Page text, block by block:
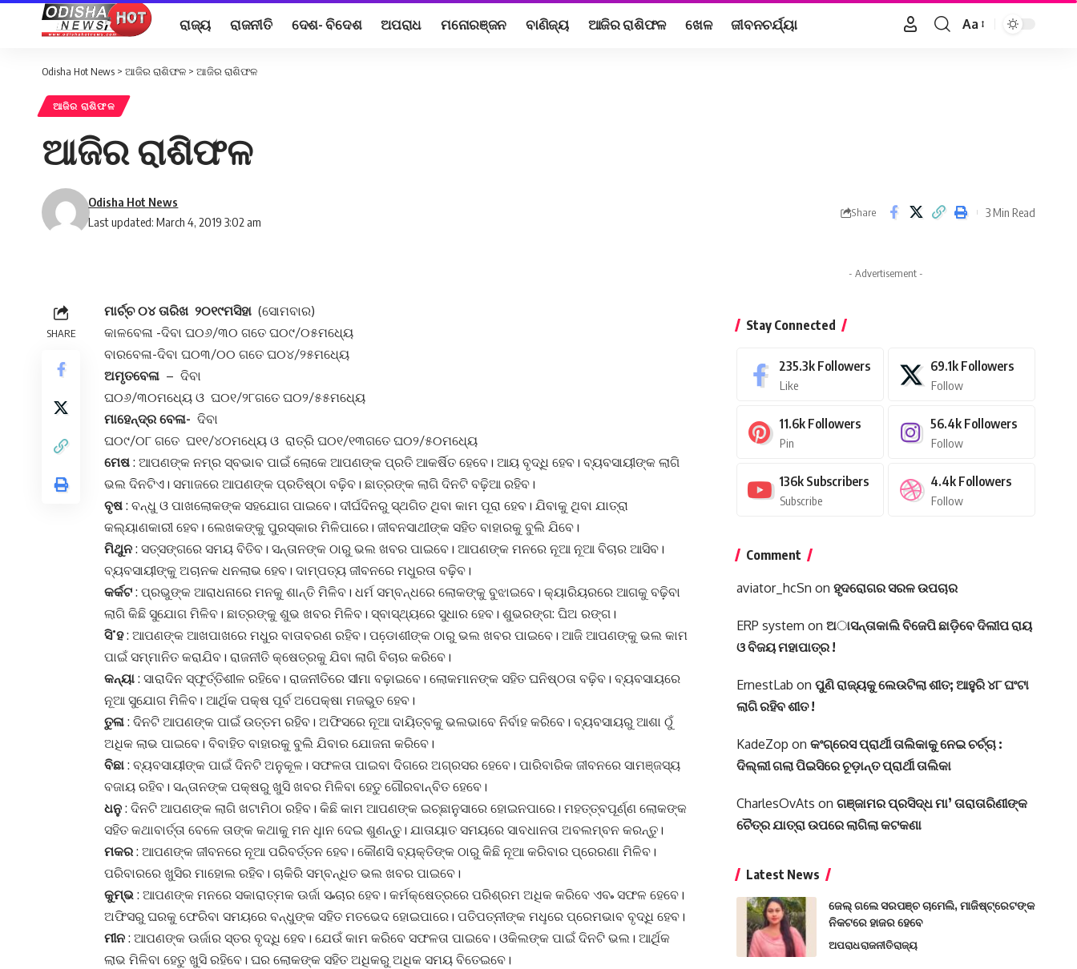
ରାଜ୍ୟ ରାଜନୀତି ଦେଶ- ବିଦେଶ ଅପରାଧ ମନୋରଞ୍ଜନ ବାଣିଜ୍ୟ ଆଜିର ରାଶିଫଳ ଖେଳ ଜୀବନଚର୍ଯ୍ୟା
Font
Aa
Odisha Hot News > ଆଜିର ରାଶିଫଳ > ଆଜିର ରାଶିଫଳ
ଆଜିର ରାଶିଫଳ
ଆଜିର ରାଶିଫଳ
Last updated: March 4, 2019 3:02 am
Odisha Hot News
Share 3 Min Read
SHARE
ମାର୍ଚ୍ଚ ୦୪ ତାରିଖ ୨୦୧୯ମସିହା (ସୋମବାର)
କାଳବେଳା -ଦିବା ଘ୦୬/୩୦ ଗତେ ଘ୦୯/୦୫ମଧ୍ୟେ
ବାରବେଳା-ଦିବା ଘ୦୩/୦୦ ଗତେ ଘ୦୪/୨୫ମଧ୍ୟେ
ଅମୃତବେଳା – ଦିବା
ଘ୦୬/୩୦ମଧ୍ୟେ ଓ ଘ୦୧/୨୮ଗତେ ଘ୦୨/୫୫ମଧ୍ୟେ
ମାହେନ୍ଦ୍ର ବେଳା- ଦିବା
ଘ୦୯/୦୮ ଗତେ ଘ୧୧/୪୦ମଧ୍ୟେ ଓ ରାତ୍ରି ଘ୦୧/୧୩ଗତେ ଘ୦୨/୫୦ମଧ୍ୟେ
ମେଷ : ଆପଣଙ୍କ ନମ୍ର ସ୍ବଭାବ ପାଇଁ ଲୋକେ ଆପଣଙ୍କ ପ୍ରତି ଆକର୍ଷିତ ହେବେ। ଆୟ ବୃଦ୍ଧି ହେବ। ବ୍ୟବସାୟୀଙ୍କ ଲାଗି
ଭଲ ଦିନଟିଏ। ସମାଜରେ ଆପଣଙ୍କ ପ୍ରତିଷ୍ଠା ବଢ଼ିବ। ଛାତ୍ରଙ୍କ ଲାଗି ଦିନଟି ବଢ଼ିଆ ରହିବ।
ବୃଷ : ବନ୍ଧୁ ଓ ପାଖଲୋକଙ୍କ ସହଯୋଗ ପାଇବେ। ଦୀର୍ଘଦିନରୁ ସ୍ଥଗିତ ଥିବା କାମ ପୂରା ହେବ। ଯିବାକୁ ଥିବା ଯାତ୍ରା
କଲ୍ୟାଣକାରୀ ହେବ। ଲେଖକଙ୍କୁ ପୁରସ୍କାର ମିଳିପାରେ। ଜୀବନସାଥୀଙ୍କ ସହିତ ବାହାରକୁ ବୁଲି ଯିବେ।
ମିଥୁନ : ସତ୍‌ସଙ୍ଗରେ ସମୟ ବିତିବ। ସନ୍ତାନଙ୍କ ଠାରୁ ଭଲ ଖବର ପାଇବେ। ଆପଣଙ୍କ ମନରେ ନୂଆ ନୂଆ ବିଚାର ଆସିବ।
ବ୍ୟବସାୟୀଙ୍କୁ ଅଚାନକ ଧନଲାଭ ହେବ। ଦାମ୍ପତ୍ୟ ଜୀବନରେ ମଧୁରତା ବଢ଼ିବ।
କର୍କଟ : ପ୍ରଭୁଙ୍କ ଆରାଧନାରେ ମନକୁ ଶାନ୍ତି ମିଳିବ। ଧର୍ମ ସମ୍ବନ୍ଧରେ ଲୋକଙ୍କୁ ବୁଝାଇବେ। କ୍ୟାରିୟରରେ ଆଗକୁ ବଢ଼ିବା
ଲାଗି କିଛି ସୁଯୋଗ ମିଳିବ। ଛାତ୍ରଙ୍କୁ ଶୁଭ ଖବର ମିଳିବ। ସ୍ବାସ୍ଥ୍ୟରେ ସୁଧାର ହେବ। ଶୁଭରଙ୍ଗ: ଘିଅ ରଙ୍ଗ।
ସି˚ହ: ଆପଣଙ୍କ ଆଖପାଖରେ ମଧୁର ବାତାବରଣ ରହିବ। ପଡେ଼ାଶୀଙ୍କ ଠାରୁ ଭଲ ଖବର ପାଇବେ। ଆଜି ଆପଣଙ୍କୁ ଭଲ କାମ
ପାଇଁ ସମ୍ମାନିତ କରାଯିବ। ରାଜନୀତି କ୍ଷେତ୍ରକୁ ଯିବା ଲାଗି ବିଚାର କରିବେ।
କନ୍ୟା : ସାରାଦିନ ସ୍ଫୂର୍ତ୍ତିଶୀଳ ରହିବେ। ରାଜନୀତିରେ ସୀମା ବଢ଼ାଇବେ। ଲୋକମାନଙ୍କ ସହିତ ଘନିଷ୍ଠତା ବଢ଼ିବ। ବ୍ୟବସାୟରେ
ନୂଆ ସୁଯୋଗ ମିଳିବ। ଆର୍ଥିକ ପକ୍ଷ ପୂର୍ବ ଅପେକ୍ଷା ମଜଭୁତ ହେବ।
ତୁଳା : ଦିନଟି ଆପଣଙ୍କ ପାଇଁ ଉତ୍ତମ ରହିବ। ଅଫିସରେ ନୂଆ ଦାୟିତ୍ବକୁ ଭଲଭାବେ ନିର୍ବାହ କରିବେ। ବ୍ୟବସାୟରୁ ଆଶା ଠୁଁ
ଅଧିକ ଲାଭ ପାଇବେ। ବିବାହିତ ବାହାରକୁ ବୁଲି ଯିବାର ଯୋଜନା କରିବେ।
ବିଛା : ବ୍ୟବସାୟୀଙ୍କ ପାଇଁ ଦିନଟି ଅନୁକୂଳ। ସଫଳତା ପାଇବା ଦିଗରେ ଅଗ୍ରସର ହେବେ। ପାରିବାରିକ ଜୀବନରେ ସାମଞ୍ଜସ୍ୟ
ବଜାୟ ରହିବ। ସନ୍ତାନଙ୍କ ପକ୍ଷରୁ ଖୁସି ଖବର ମିଳିବା ହେତୁ ଗୌରବାନ୍ବିତ ହେବେ।
ଧନୁ : ଦିନଟି ଆପଣଙ୍କ ଲାଗି ଖଟାମିଠା ରହିବ। କିଛି କାମ ଆପଣଙ୍କ ଇଚ୍ଛାନୁସାରେ ହୋଇନପାରେ। ମହତ୍ତ୍ବପୂର୍ଣ୍ଣ ଲୋକଙ୍କ
ସହିତ କଥାବାର୍ତ୍ତା ବେଳେ ତାଙ୍କ କଥାକୁ ମନ ଧୢାନ ଦେଇ ଶୁଣନ୍ତୁ। ଯାତାୟାତ ସମୟରେ ସାବଧାନତା ଅବଲମ୍ବନ କରନ୍ତୁ।
ମକର : ଆପଣଙ୍କ ଜୀବନରେ ନୂଆ ପରିବର୍ତ୍ତନ ହେବ। କୌଣସି ବ୍ୟକ୍ତିଙ୍କ ଠାରୁ କିଛି ନୂଆ କରିବାର ପ୍ରେରଣା ମିଳିବ।
ପରିବାରରେ ଖୁସିର ମାହୋଲ ରହିବ। ଚାକିରି ସମ୍ବନ୍ଧିତ ଭଲ ଖବର ପାଇବେ।
କୁମ୍ଭ : ଆପଣଙ୍କ ମନରେ ସକାରାତ୍ମକ ଊର୍ଜା ସ˚ଚାର ହେବ। କର୍ମକ୍ଷେତ୍ରରେ ପରିଶ୍ରମ ଅଧିକ କରିବେ ଏବ˚ ସଫଳ ହେବେ।
ଅଫିସରୁ ଘରକୁ ଫେରିବା ସମୟରେ ବନ୍ଧୁଙ୍କ ସହିତ ମତଭେଦ ହୋଇପାରେ। ପତିପତ୍ନୀଙ୍କ ମଧୢରେ ପ୍ରେମଭାବ ବୃଦ୍ଧି ହେବ।
ମୀନ : ଆପଣଙ୍କ ଊର୍ଜାର ସ୍ତର ବୃଦ୍ଧି ହେବ। ଯେଉଁ କାମ କରିବେ ସଫଳତା ପାଇବେ। ଓକିଲଙ୍କ ପାଇଁ ଦିନଟି ଭଲ। ଆର୍ଥିକ
ଲାଭ ମିଳିବା ହେତୁ ଖୁସି ରହିବେ। ଘର ଲୋକଙ୍କ ସହିତ ଅଧିକରୁ ଅଧିକ ସମୟ ବିତେଇବେ।
- Advertisement -
Stay Connected
235.3k Followers
Like
69.1k Followers
Follow
11.6k Followers
Pin
56.4k Followers
Follow
136k Subscribers
Subscribe
4.4k Followers
Follow
Comment
aviator_hcSn on ହୃଦରୋଗର ସରଳ ଉପଚାର
ERP system on ଅାସନ୍ତାକାଲି ବିଜେପି ଛାଡ଼ିବେ ଦିଲୀପ ରାୟ
ଓ ବିଜୟ ମହାପାତ୍ର !
ErnestLab on ପୁଣି ରାଜ୍ୟକୁ ଲେଉଟିଲା ଶୀତ; ଆହୁରି ୪୮ ଘଂଟା
ଲାଗି ରହିବ ଶୀତ !
KadeZop on କଂଗ୍ରେସ ପ୍ରାର୍ଥୀ ତାଲିକାକୁ ନେଇ ଚର୍ଚ୍ଚା :
ଦିଲ୍ଲୀ ଗଲା ପିଇସିରେ ଚୂଡ଼ାନ୍ତ ପ୍ରାର୍ଥୀ ତାଲିକା
CharlesOvAts on ଗଞ୍ଜାମର ପ୍ରସିଦ୍ଧ ମା’ ତାରାତାରିଣୀଙ୍କ
ଚୈତ୍ର ଯାତ୍ରା ଉପରେ ଲାଗିଲା କଟକଣା
Latest News
ଜେଲ୍ ଗଲେ ସରପଞ୍ଚ ଚାମେଲି, ମାଜିଷ୍ଟ୍ରେଟଙ୍କ
ନିକଟରେ ହାଜର ହେବେ
ଅପରାଧରାଜନୀତିରାଜ୍ୟ